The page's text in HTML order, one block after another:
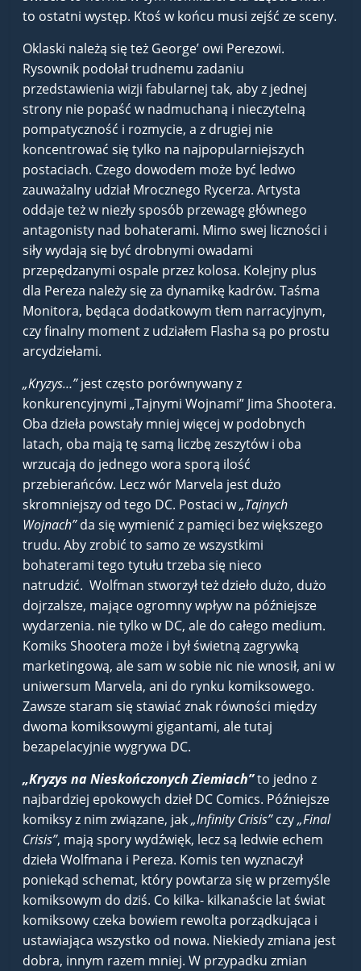
to ostatni występ. Ktoś w końcu musi zejść ze sceny.
Oklaski należą się też George’ owi Perezowi.
Rysownik podołał trudnemu zadaniu
przedstawienia wizji fabularnej tak, aby z jednej
strony nie popaść w nadmuchaną i nieczytelną
pompatyczność i rozmycie, a z drugiej nie
koncentrować się tylko na najpopularniejszych
postaciach. Czego dowodem może być ledwo
zauważalny udział Mrocznego Rycerza. Artysta
oddaje też w niezły sposób przewagę głównego
antagonisty nad bohaterami. Mimo swej liczności i
siły wydają się być drobnymi owadami
przepędzanymi ospale przez kolosa. Kolejny plus
dla Pereza należy się za dynamikę kadrów. Taśma
Monitora, będąca dodatkowym tłem narracyjnym,
czy finalny moment z udziałem Flasha są po prostu
arcydziełami.
„Kryzys…”jest często porównywany z
konkurencyjnymi „Tajnymi Wojnami” Jima Shootera.
Oba dzieła powstały mniej więcej w podobnych
latach, oba mają tę samą liczbę zeszytów i oba
wrzucają do jednego wora sporą ilość
przebierańców. Lecz wór Marvela jest dużo
skromniejszy od tego DC. Postaci w„Tajnych
Wojnach”da się wymienić z pamięci bez większego
trudu. Aby zrobić to samo ze wszystkimi
bohaterami tego tytułu trzeba się nieco
natrudzić. Wolfman stworzył też dzieło dużo, dużo
dojrzalsze, mające ogromny wpływ na późniejsze
wydarzenia. nie tylko w DC, ale do całego medium.
Komiks Shootera może i był świetną zagrywką
marketingową, ale sam w sobie nic nie wnosił, ani w
uniwersum Marvela, ani do rynku komiksowego.
Zawsze staram się stawiać znak równości między
dwoma komiksowymi gigantami, ale tutaj
bezapelacyjnie wygrywa DC.
„Kryzys na Nieskończonych Ziemiach”to jedno z
najbardziej epokowych dzieł DC Comics. Późniejsze
komiksy z nim związane, jak„Infinity Crisis”czy„Final
Crisis”, mają spory wydźwięk, lecz są ledwie echem
dzieła Wolfmana i Pereza. Komis ten wyznaczył
poniekąd schemat, który powtarza się w przemyśle
komiksowym do dziś. Co kilka- kilkanaście lat świat
komiksowy czeka bowiem rewolta porządkująca i
ustawiająca wszystko od nowa. Niekiedy zmiana jest
dobra, innym razem mniej. W przypadku zmian